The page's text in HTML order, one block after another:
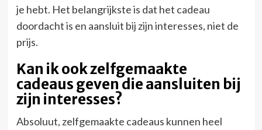
je hebt. Het belangrijkste is dat het cadeau
doordacht is en aansluit bij zijn interesses, niet de
prijs.
Kan ik ook zelfgemaakte
cadeaus geven die aansluiten bij
zijn interesses?
Absoluut, zelfgemaakte cadeaus kunnen heel